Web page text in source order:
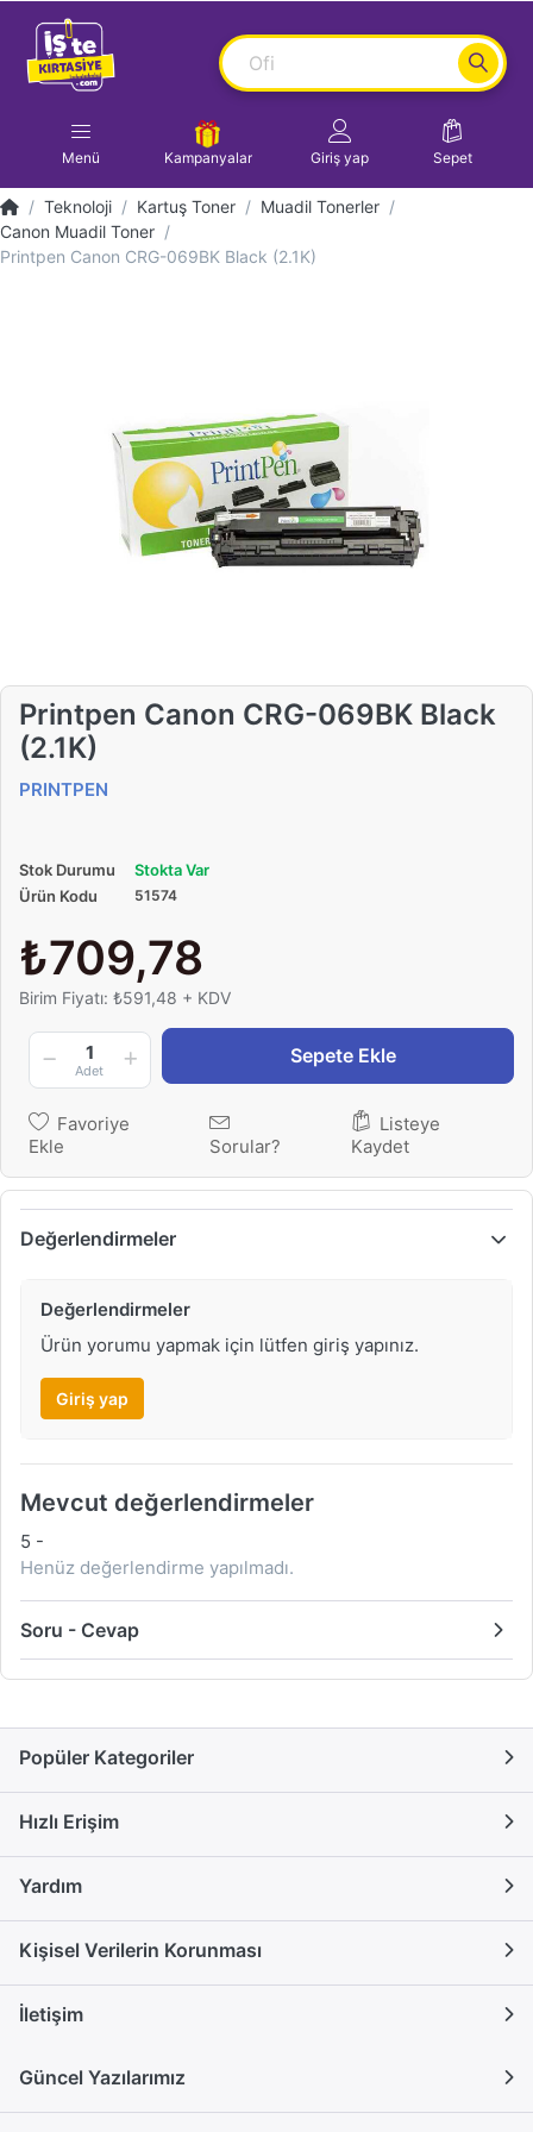
Menü Kampanyalar Giriş yap Sepet
Teknoloji Kartuş Toner
Muadil Tonerler
Canon Muadil Toner
Printpen Canon CRG-069BK Black (2.1K)
Printpen Canon CRG-069BK Black
(2.1K)
PRINTPEN
Stok Durumu
Stokta Var
Ürün Kodu
51574
₺709,78
Birim Fiyatı: ₺591,48 + KDV
1
Adet
Sepete Ekle
Favoriye
Ekle
Sorular?
Listeye
Kaydet
Değerlendirmeler
Değerlendirmeler
Ürün yorumu yapmak için lütfen giriş yapınız.
Giriş yap
Mevcut değerlendirmeler
5 -
Henüz değerlendirme yapılmadı.
Soru - Cevap
Popüler Kategoriler
Hızlı Erişim
Yardım
Kişisel Verilerin Korunması
İletişim
Güncel Yazılarımız